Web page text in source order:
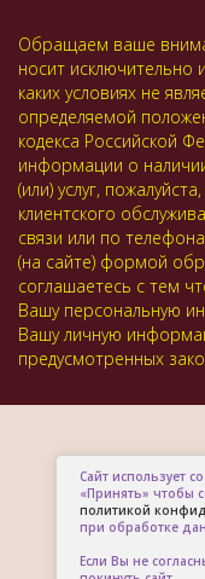
Обращаем ваше
носит
каких условиях не
определяемой
кодекса Российской
информации о
(или) услуг,
клиентского
связи или по
(на сайте) формой
соглашаетесь с тем
Вашу персональную
Вашу личную
предусмотренных
Сайт использует
«Принять» чтобы
политикой
при обработке
Если Вы не